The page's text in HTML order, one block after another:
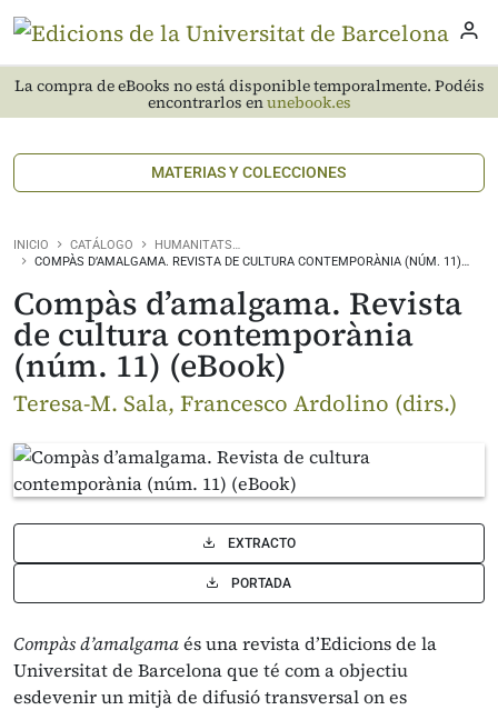
La compra de eBooks no está disponible temporalmente. Podéis
encontrarlos enunebook.es
MATERIAS Y COLECCIONES
INICIO CATÁLOGO
HUMANITATS…
COMPÀS D’AMALGAMA. REVISTA DE CULTURA CONTEMPORÀNIA (NÚM. 11)…
Compàs d’amalgama. Revista
de cultura contemporània
(núm. 11) (eBook)
Teresa-M. Sala, Francesco Ardolino (dirs.)
EXTRACTO
PORTADA
Compàs d’amalgamaés una revista d’Edicions de la
Universitat de Barcelona que té com a objectiu
esdevenir un mitjà de difusió transversal on es